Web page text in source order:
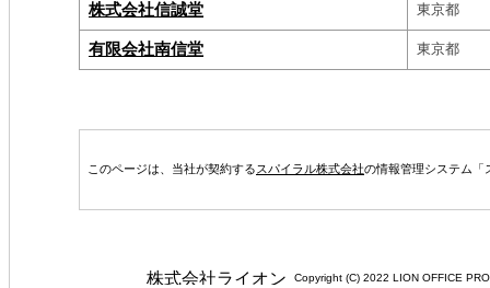
株式会社信誠堂 東京都
有限会社南信堂 東京都
このページは、当社が契約するスパイラル株式会社の情報管理システム「
Copyright (C) 2022 LION OFFICE